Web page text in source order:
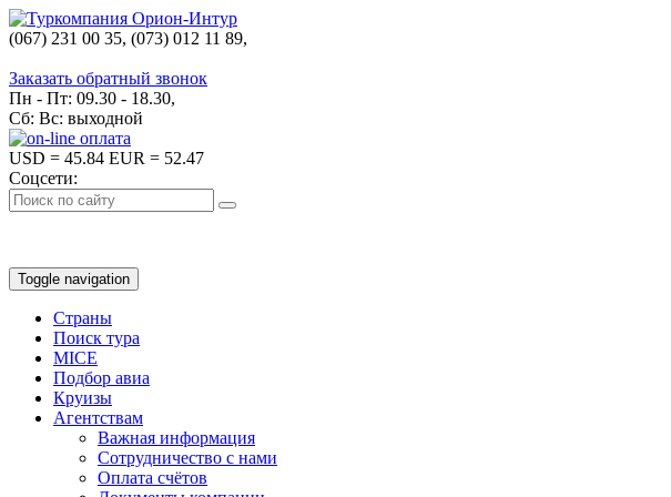
(067) 231 00 35, (073) 012 11 89,
Заказать обратный звонок
Пн - Пт: 09.30 - 18.30,
Сб: Вс: выходной
USD = 45.84 EUR = 52.47
Соцсети:
Toggle navigation
Страны
Поиск тура
MICE
Подбор авиа
Круизы
Агентствам
Важная информация
Сотрудничество с нами
Оплата счётов